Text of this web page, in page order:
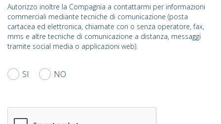
Autorizzo inoltre la Compagnia a contattarmi per informazioni
commerciali mediante tecniche di comunicazione (posta
cartacea ed elettronica, chiamate con o senza operatore, fax,
mms e altre tecniche di comunicazione a distanza, messaggi
tramite social media o applicazioni web).
SI NO